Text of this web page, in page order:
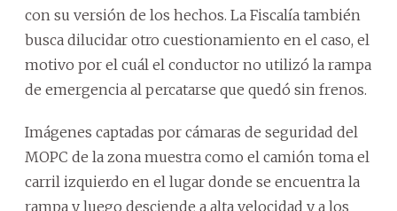
con su versión de los hechos. La Fiscalía también
busca dilucidar otro cuestionamiento en el caso, el
motivo por el cuál el conductor no utilizó la rampa
de emergencia al percatarse que quedó sin frenos.
Imágenes captadas por cámaras de seguridad del
MOPC de la zona muestra como el camión toma el
carril izquierdo en el lugar donde se encuentra la
rampa y luego desciende a alta velocidad y a los